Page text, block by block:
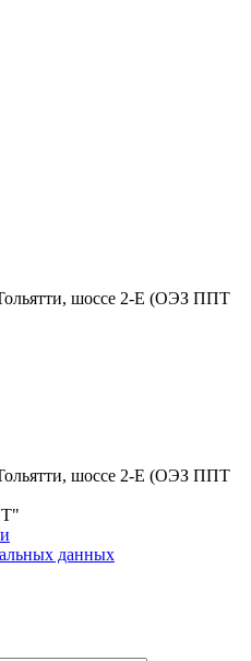
Тольятти, шоссе 2-Е (ОЭЗ ППТ
Тольятти, шоссе 2-Е (ОЭЗ ППТ
данных